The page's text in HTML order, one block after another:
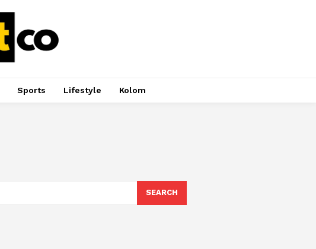
Sports Lifestyle Kolom
SEARCH